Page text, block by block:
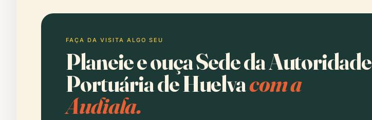
FAÇA DA VISITA ALGO SEU
Planeie e ouça Sede da Autoridade
Portuária de Huelvacom a
Audiala.